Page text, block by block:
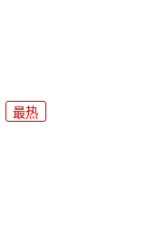
最热